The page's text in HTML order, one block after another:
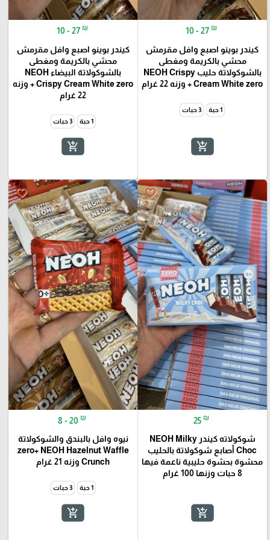
10 - 27 ₪
كيندر بوينو اصبع وافل مقرمش
محشي بالكريمة ومغطى
بالشوكولاتة حليب NEOH Crispy
Cream White zero + وزنه 22 غرام
1 حبة 3 حبات
add_shopping_cart
10 - 27 ₪
كيندر بوينو اصبع وافل مقرمش
محشي بالكريمة ومغطى
بالشوكولاتة البيضاء NEOH
Crispy Cream White zero + وزنه
22 غرام
1 حبة 3 حبات
add_shopping_cart
favorite_border
25 ₪
شوكولاته كيندر NEOH Milky
Choc أصابع شوكولاتة بالحليب
محشوة بحشوة حليبية ناعمة فيها
8 حبات وزنها 100 غرام
add_shopping_cart
favorite_border
8 - 20 ₪
نيوه وافل بالبندق والشوكولاتة
zero+ NEOH Hazelnut Waffle
Crunch وزنه 21 غرام
1 حبة 3 حبات
add_shopping_cart